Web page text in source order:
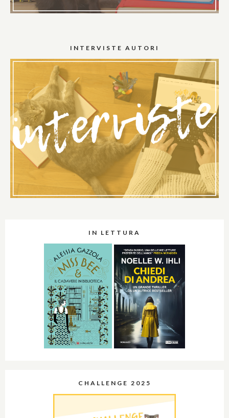
INTERVISTE AUTORI
IN LETTURA
CHALLENGE 2025